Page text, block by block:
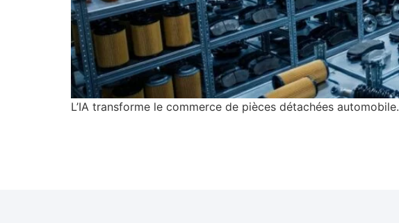
L’IA transforme le commerce de pièces détachées